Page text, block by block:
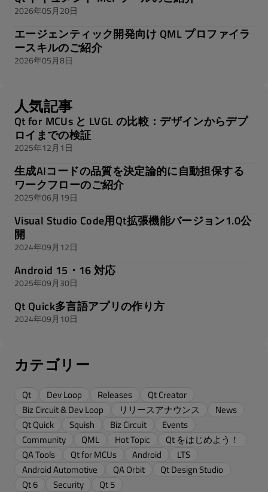
2026年05月20日
エージェンティック開発向け QML プロファイラ
ースキルのご紹介
2026年05月8日
人気記事
Qt for MCUs と LVGL の比較：デザインからデプ
ロイまでの検証
2025年12月1日
生成AIコードの品質を決定論的に自動担保する
ワークフローのご紹介
2025年06月19日
Visual Studio Code用Qt拡張機能バージョン1.0公
開
2024年09月12日
Android 15・16 対応
2025年09月30日
Qt Quick多言語アプリの作り方
2024年09月10日
カテゴリー
Qt Dev Loop Releases
Qt Creator
Biz Circuit & Dev Loop
リリースアナウンス
News
Qt Quick
Squish Biz Circuit
Events
Community
QML Hot Topic
Qt をはじめよう！
QA Tools
Qt for MCUs Android
LTS
Android Automotive
QA Orbit
Qt Design Studio
Qt 6
Security
Qt 5